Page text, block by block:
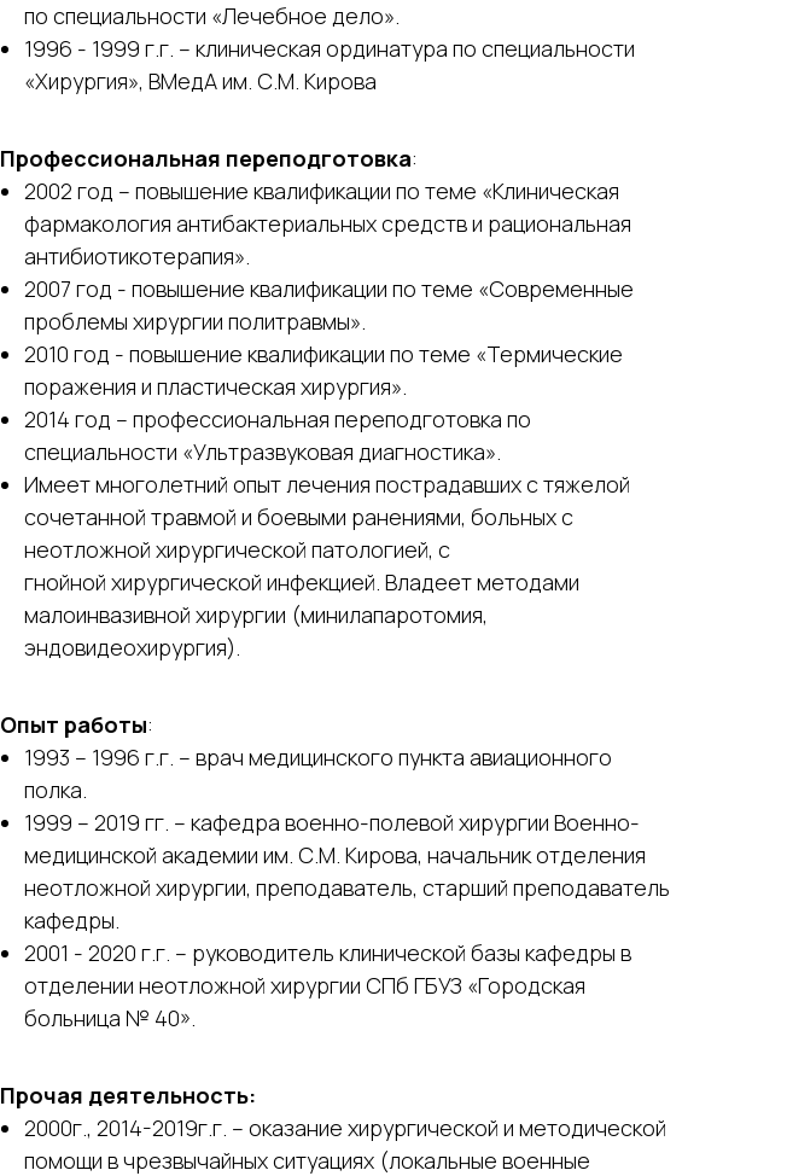
по специальности «Лечебное дело».
1996 - 1999 г.г. – клиническая ординатура по специальности
«Хирургия», ВМедА им. С.М. Кирова
Профессиональная переподготовка:
2002 год – повышение квалификации по теме «Клиническая
фармакология антибактериальных средств и рациональная
антибиотикотерапия».
2007 год - повышение квалификации по теме «Современные
проблемы хирургии политравмы».
2010 год - повышение квалификации по теме «Термические
поражения и пластическая хирургия».
2014 год – профессиональная переподготовка по
специальности «Ультразвуковая диагностика».
Имеет многолетний опыт лечения пострадавших с тяжелой
сочетанной травмой и боевыми ранениями, больных с
неотложной хирургической патологией, с
гнойной хирургической инфекцией. Владеет методами
малоинвазивной хирургии (минилапаротомия,
эндовидеохирургия).
Опыт работы:
1993 – 1996 г.г. – врач медицинского пункта авиационного
полка.
1999 – 2019 гг. – кафедра военно-полевой хирургии Военно-
медицинской академии им. С.М. Кирова, начальник отделения
неотложной хирургии, преподаватель, старший преподаватель
кафедры.
2001 - 2020 г.г. – руководитель клинической базы кафедры в
отделении неотложной хирургии СПб ГБУЗ «Городская
больница № 40».
Прочая деятельность:
2000г., 2014-2019г.г. – оказание хирургической и методической
помощи в чрезвычайных ситуациях (локальные военные